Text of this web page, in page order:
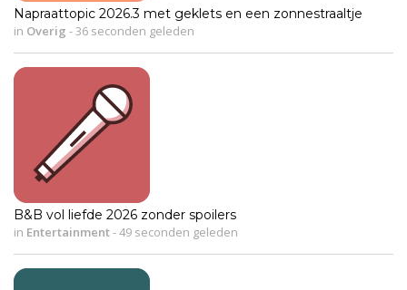
Napraattopic 2026.3 met geklets en een zonnestraaltje
in Overig - 36 seconden geleden
B&B vol liefde 2026 zonder spoilers
in Entertainment-49 seconden geleden